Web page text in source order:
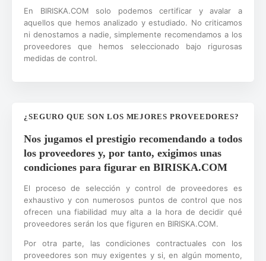
En BIRISKA.COM solo podemos certificar y avalar a
aquellos que hemos analizado y estudiado. No criticamos
ni denostamos a nadie, simplemente recomendamos a los
proveedores que hemos seleccionado bajo rigurosas
medidas de control.
¿SEGURO QUE SON LOS MEJORES PROVEEDORES?
Nos jugamos el prestigio recomendando a todos
los proveedores y, por tanto, exigimos unas
condiciones para figurar en BIRISKA.COM
El proceso de selección y control de proveedores es
exhaustivo y con numerosos puntos de control que nos
ofrecen una fiabilidad muy alta a la hora de decidir qué
proveedores serán los que figuren en BIRISKA.COM.
Por otra parte, las condiciones contractuales con los
proveedores son muy exigentes y si, en algún momento,